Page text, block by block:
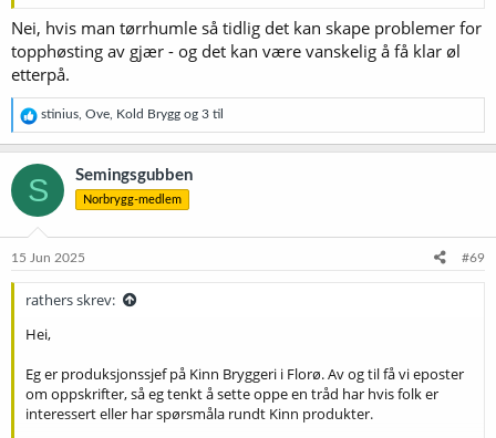
Nei, hvis man tørrhumle så tidlig det kan skape problemer for
topphøsting av gjær - og det kan være vanskelig å få klar øl
etterpå.
R
e
a
k
s
j
o
e
stinius Ove Kold Brygg og 3 til
S Semingsgubben
Norbrygg-medlem
15 Jun 2025 #69
rathers skrev:
Hei,
Eg er produksjonssjef på Kinn Bryggeri i Florø. Av og til få vi eposter
om oppskrifter, så eg tenkt å sette oppe en tråd har hvis folk er
interessert eller har spørsmåla rundt Kinn produkter.